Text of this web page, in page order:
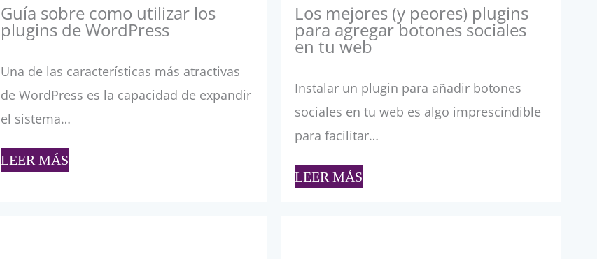
Guía sobre como utilizar los
plugins de WordPress
Una de las características más atractivas
de WordPress es la capacidad de expandir
el sistema…
LEER MÁS
Los mejores (y peores) plugins
para agregar botones sociales
en tu web
Instalar un plugin para añadir botones
sociales en tu web es algo imprescindible
para facilitar…
LEER MÁS